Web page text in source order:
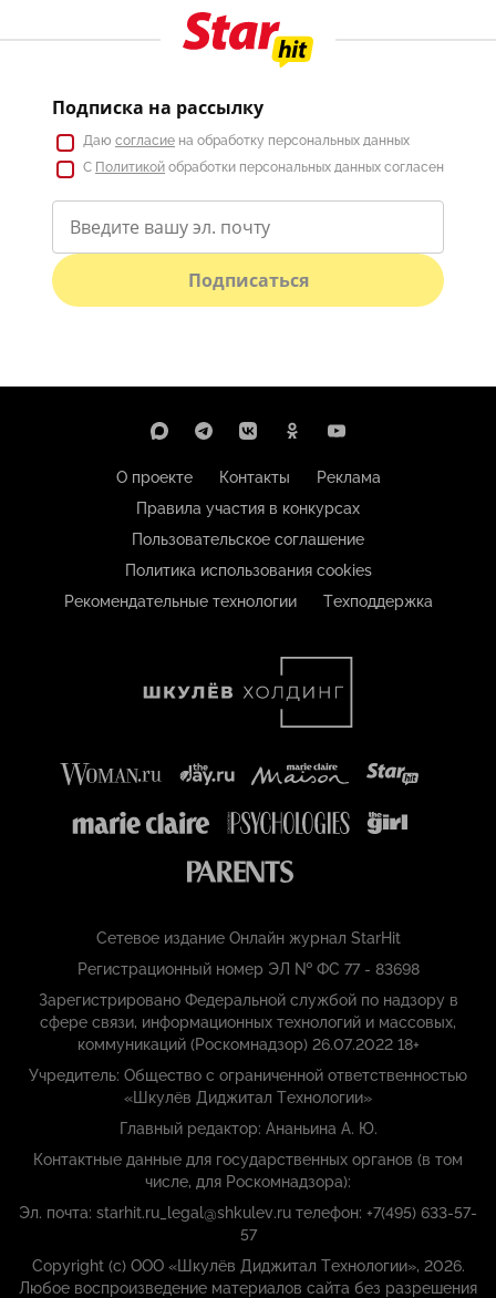
Подписка на рассылку
Даю согласие на обработку персональных данных
С Политикой обработки персональных данных согласен
Подписаться
О проекте Контакты
Реклама
Правила участия в конкурсах
Пользовательское соглашение
Политика использования cookies
Рекомендательные технологии
Техподдержка
Сетевое издание Онлайн журнал StarHit
Регистрационный номер ЭЛ № ФС 77 - 83698
Зарегистрировано Федеральной службой по надзору в
сфере связи, информационных технологий и массовых,
коммуникаций (Роскомнадзор) 26.07.2022 18+
Учредитель: Общество с ограниченной ответственностью
«Шкулёв Диджитал Технологии»
Главный редактор: Ананьина А. Ю.
Контактные данные для государственных органов (в том
числе, для Роскомнадзора):
Эл. почта: starhit.ru_legal@shkulev.ru телефон: +7(495) 633-57-
57
Copyright (с) ООО «Шкулёв Диджитал Технологии», 2026.
Любое воспроизведение материалов сайта без разрешения